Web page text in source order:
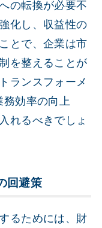
の転換が必要不
化し、収益性の
とで、企業は市
を整えることが
ランスフォーメ
効率の向上
れるべきでしょ
回避策
るためには、財